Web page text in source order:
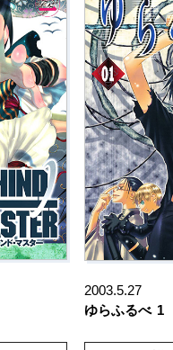
2003.5.27
ゆらふるべ 1